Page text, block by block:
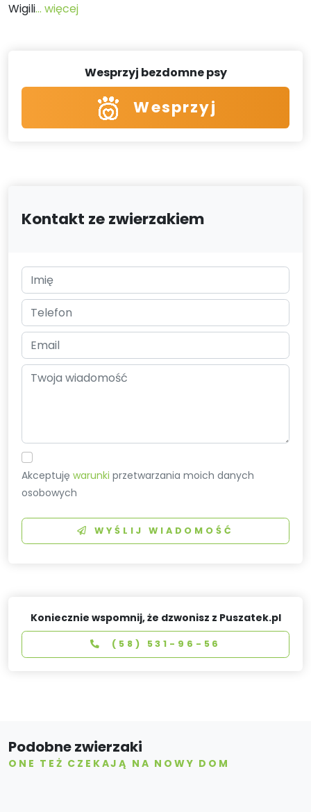
Wigili... więcej
Wesprzyj bezdomne psy
Wesprzyj
Kontakt ze zwierzakiem
Akceptujęwarunki przetwarzania moich danych
osobowych
WYŚLIJ WIADOMOŚĆ
Koniecznie wspomnij, że dzwonisz z Puszatek.pl
(58) 531-96-56
Podobne zwierzaki
ONE TEŻ CZEKAJĄ NA NOWY DOM